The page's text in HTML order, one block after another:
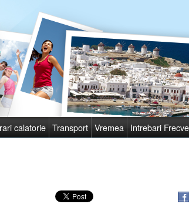
calatorie Transport Vremea Intrebari